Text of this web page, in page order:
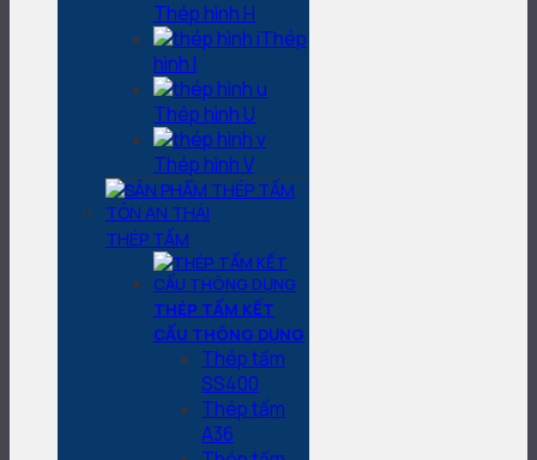
Thép hình H
Thép
hình I
Thép hình U
Thép hình V
THÉP TẤM
THÉP TẤM KẾT
CẤU THÔNG DỤNG
Thép tấm
SS400
Thép tấm
A36